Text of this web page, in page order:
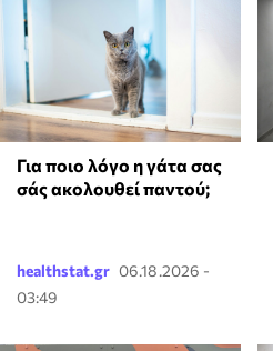
Για ποιο λόγο η γάτα σας
σάς ακολουθεί παντού;
healthstat.gr 06.18.2026 -
03:49